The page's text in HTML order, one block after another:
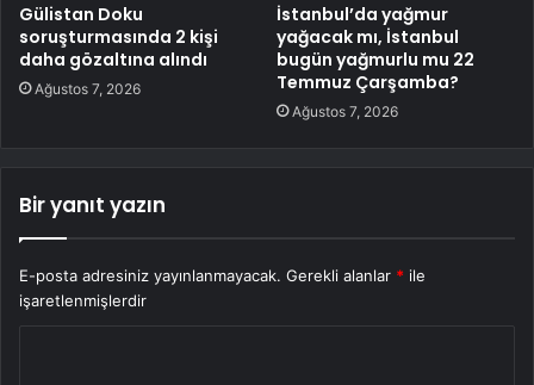
Gülistan Doku
soruşturmasında 2 kişi
daha gözaltına alındı
Ağustos 7, 2026
İstanbul’da yağmur
yağacak mı, İstanbul
bugün yağmurlu mu 22
Temmuz Çarşamba?
Ağustos 7, 2026
Bir yanıt yazın
E-posta adresiniz yayınlanmayacak. Gerekli alanlar * ile
işaretlenmişlerdir